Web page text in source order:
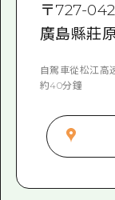
〒727-
廣島縣莊
自駕車從松江高
約40分鐘